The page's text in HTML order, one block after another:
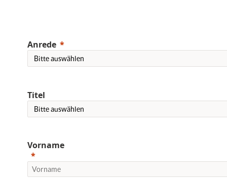
Anrede
Titel
Vorname